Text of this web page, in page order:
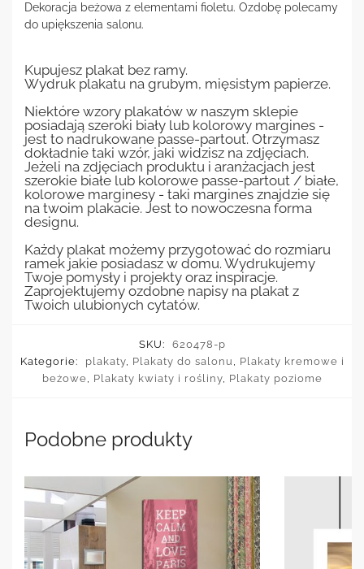
Dekoracja beżowa z elementami fioletu. Ozdobę polecamy
do upiększenia salonu.
Kupujesz plakat bez ramy.
Wydruk plakatu na grubym, mięsistym papierze.
Niektóre wzory plakatów w naszym sklepie
posiadają szeroki biały lub kolorowy margines -
jest to nadrukowane passe-partout. Otrzymasz
dokładnie taki wzór, jaki widzisz na zdjęciach.
Jeżeli na zdjęciach produktu i aranżacjach jest
szerokie białe lub kolorowe passe-partout / białe,
kolorowe marginesy - taki margines znajdzie się
na twoim plakacie. Jest to nowoczesna forma
designu.
Każdy plakat możemy przygotować do rozmiaru
ramek jakie posiadasz w domu. Wydrukujemy
Twoje pomysły i projekty oraz inspiracje.
Zaprojektujemy ozdobne napisy na plakat z
Twoich ulubionych cytatów.
SKU:
620478-p
Kategorie:
plakaty, Plakaty do salonu , Plakaty kremowe i
beżowe, Plakaty kwiaty i rośliny, Plakaty poziome
Podobne produkty